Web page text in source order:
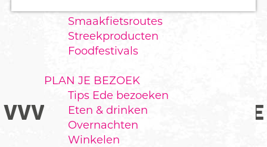
a
Smaakfietsroutes
Streekproducten
Foodfestivals
PLAN JE BEZOEK
Tips Ede bezoeken
Eten & drinken
Overnachten
Winkelen
VVV IN DE GEMEENTE EDE